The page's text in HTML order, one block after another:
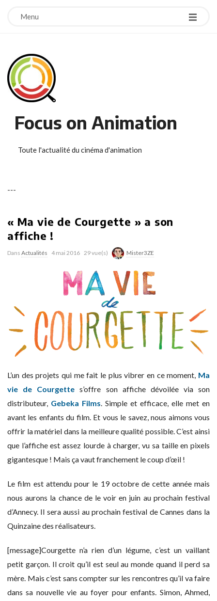
Menu
Focus on Animation
Toute l'actualité du cinéma d'animation
---
« Ma vie de Courgette » a son
affiche !
Dans Actualités 4 mai 2016 29 vue(s) Mister3ZE
L’un des projets qui me fait le plus vibrer en ce moment, Ma
vie de Courgette s’offre son affiche dévoilée via son
distributeur, Gebeka Films. Simple et efficace, elle met en
avant les enfants du film. Et vous le savez, nous aimons vous
offrir la matériel dans la meilleure qualité possible. C’est ainsi
que l’affiche est assez lourde à charger, vu sa taille en pixels
gigantesque ! Mais ça vaut franchement le coup d’œil !
Le film est attendu pour le 19 octobre de cette année mais
nous aurons la chance de le voir en juin au prochain festival
d’Annecy. Il sera aussi au prochain festival de Cannes dans la
Quinzaine des réalisateurs.
[message]Courgette n’a rien d’un légume, c’est un vaillant
petit garçon. Il croit qu’il est seul au monde quand il perd sa
mère. Mais c’est sans compter sur les rencontres qu’il va faire
dans sa nouvelle vie au foyer pour enfants. Simon, Ahmed,